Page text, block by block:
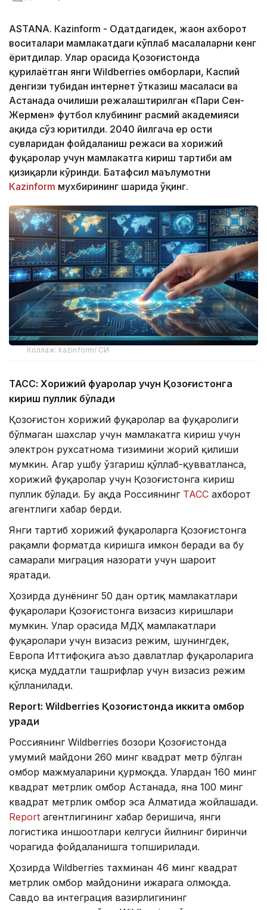
ASTANА. Кazinform - Одатдагидек, жаҳон ахборот
воситалари мамлакатдаги кўплаб масалаларни кенг
ёритдилар. Улар орасида Қозоғистонда
қурилаётган янги Wildberries омборлари, Каспий
денгизи тубидан интернет ўтказиш масаласи ва
Астанада очилиши режалаштирилган «Пари Сен-
Жермен» футбол клубининг расмий академияси
ҳақида сўз юритилди. 2040 йилгача ер ости
сувларидан фойдаланиш режаси ва хорижий
фуқаролар учун мамлакатга кириш тартиби ҳам
қизиқарли кўринди. Батафсил маълумотни
Кazinform мухбирининг шарҳида ўқинг.
Коллаж: kazinform/ СИ
ТАСС: Хорижий фуқаролар учун Қозоғистонга
кириш пуллик бўлади
Қозоғистон хорижий фуқаролар ва фуқаролиги
бўлмаган шахслар учун мамлакатга кириш учун
электрон рухсатнома тизимини жорий қилиши
мумкин. Агар ушбу ўзгариш қўллаб-қувватланса,
хорижий фуқаролар учун Қозоғистонга кириш
пуллик бўлади. Бу ҳақда Россиянинг ТАСС ахборот
агентлиги хабар берди.
Янги тартиб хорижий фуқароларга Қозоғистонга
рақамли форматда киришга имкон беради ва бу
самарали миграция назорати учун шароит
яратади.
Ҳозирда дунёнинг 50 дан ортиқ мамлакатлари
фуқаролари Қозоғистонга визасиз киришлари
мумкин. Улар орасида МДҲ мамлакатлари
фуқаролари учун визасиз режим, шунингдек,
Европа Иттифоқига аъзо давлатлар фуқароларига
қисқа муддатли ташрифлар учун визасиз режим
қўлланилади.
Report: Wildberries Қозоғистонда иккита омбор
қуради
Россиянинг Wildberries бозори Қозоғистонда
умумий майдони 260 минг квадрат метр бўлган
омбор мажмуаларини қурмоқда. Улардан 160 минг
квадрат метрлик омбор Астанада, яна 100 минг
квадрат метрлик омбор эса Алматида жойлашади.
Report агентлигининг хабар беришича, янги
логистика иншоотлари келгуси йилнинг биринчи
чорагида фойдаланишга топширилади.
Ҳозирда Wildberries тахминан 46 минг квадрат
метрлик омбор майдонини ижарага олмоқда.
Савдо ва интеграция вазирлигининг